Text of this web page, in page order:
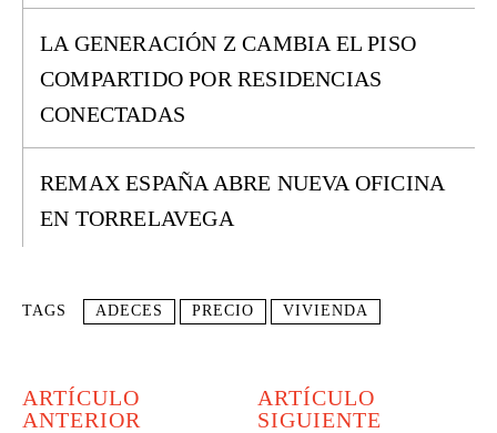
LA GENERACIÓN Z CAMBIA EL PISO
COMPARTIDO POR RESIDENCIAS
CONECTADAS
REMAX ESPAÑA ABRE NUEVA OFICINA
EN TORRELAVEGA
TAGS ADECES PRECIO VIVIENDA
ARTÍCULO
ANTERIOR
ARTÍCULO
SIGUIENTE